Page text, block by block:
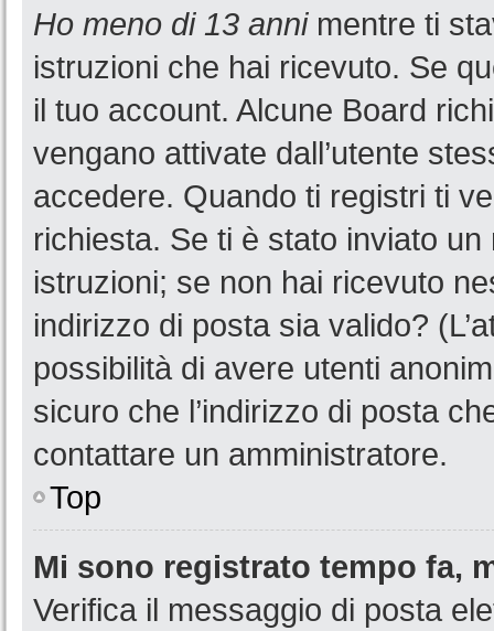
Ho meno di 13 annimentre ti
istruzioni che hai ricevuto. Se
il tuo account. Alcune Board
vengano attivate dall’utente
accedere. Quando ti registri ti
richiesta. Se ti è stato inviato
istruzioni; se non hai ricevuto
indirizzo di posta sia valido?
possibilità di avere utenti
sicuro che l’indirizzo di posta
contattare un amministratore.
Top
Mi sono registrato tempo fa,
Verifica il messaggio di posta